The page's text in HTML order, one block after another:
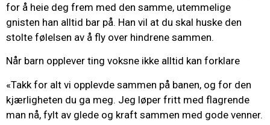
for å heie deg frem med den samme, utemmelige
gnisten han alltid bar på. Han vil at du skal huske den
stolte følelsen av å fly over hindrene sammen.
Når barn opplever ting voksne ikke alltid kan forklare
«Takk for alt vi opplevde sammen på banen, og for den
kjærligheten du ga meg. Jeg løper fritt med flagrende
man nå, fylt av glede og kraft sammen med gode venner.